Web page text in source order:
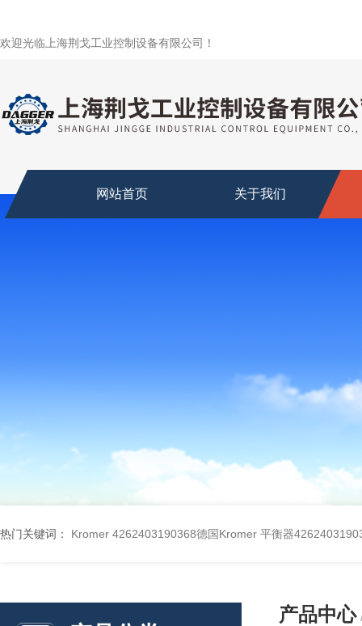
欢迎光临上海荆戈工业控制设备有限公司！
网站首页 关于我们
热门关键词： Kromer 4262403190368德国Kromer 平衡器
产品中心